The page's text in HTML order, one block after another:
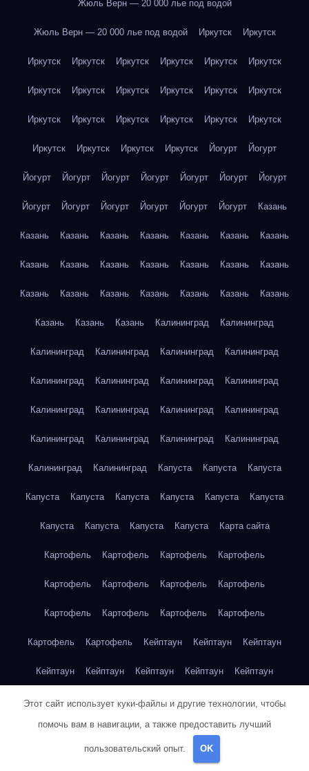
Жюль Верн — 20 000 лье под водой
Жюль Верн — 20 000 лье под водой Иркутск Иркутск
Иркутск Иркутск Иркутск Иркутск Иркутск Иркутск
Иркутск Иркутск Иркутск Иркутск Иркутск Иркутск
Иркутск Иркутск Иркутск Иркутск Иркутск Иркутск
Иркутск Иркутск Иркутск Иркутск Йогурт Йогурт
Йогурт Йогурт Йогурт Йогурт Йогурт Йогурт Йогурт
Йогурт Йогурт Йогурт Йогурт Йогурт Йогурт Казань
Казань Казань Казань Казань Казань Казань Казань
Казань Казань Казань Казань Казань Казань Казань
Казань Казань Казань Казань Казань Казань Казань
Казань Казань Казань Калининград Калининград
Калининград Калининград Калининград Калининград
Калининград Калининград Калининград Калининград
Калининград Калининград Калининград Калининград
Калининград Калининград Калининград Калининград
Калининград Калининград Капуста Капуста Капуста
Капуста Капуста Капуста Капуста Капуста Капуста
Капуста Капуста Капуста Капуста Карта сайта
Картофель Картофель Картофель Картофель
Картофель Картофель Картофель Картофель
Картофель Картофель Картофель Картофель
Картофель Картофель Кейптаун Кейптаун Кейптаун
Кейптаун Кейптаун Кейптаун Кейптаун Кейптаун
Кейптаун Кейптаун Кейптаун Кейптаун Кейптаун
Кейптаун Кейптаун Кейптаун Кейптаун Кейптаун
Клубника
Этот сайт использует куки-файлы и другие технологии, чтобы
помочь вам в навигации, а также предоставить лучший
пользовательский опыт. OK